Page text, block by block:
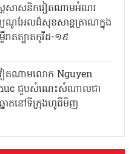
ស្តសាសនិកវៀតណាមអំណរ
ណូអែលដ៏សុខសាន្តត្រាណក្នុង
រាតត្បាតកូវីដ-១៩
វៀតណាមលោក Nguyen
ជួបសំណេះសំណាលជា
ោតនៅទីក្រុងហូជីមិញ